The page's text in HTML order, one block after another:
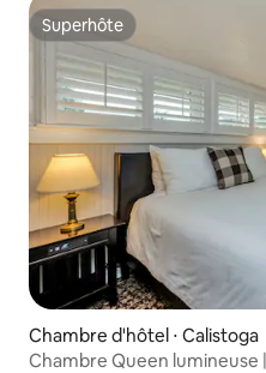
Superhôte
Superhôte
Chambre d'hôtel ⋅ Calistoga
Chambre Queen lumineuse